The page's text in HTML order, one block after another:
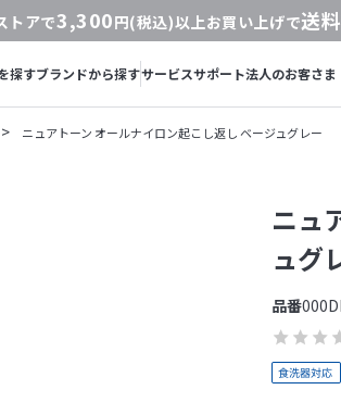
トアで3,300円(税込)以上お買い上げで送
探すブランドから探すサービスサポート法人のお客さま
> ニュアトーン オールナイロン起こし返し ベージュグレー
ニュ
ュグ
品番